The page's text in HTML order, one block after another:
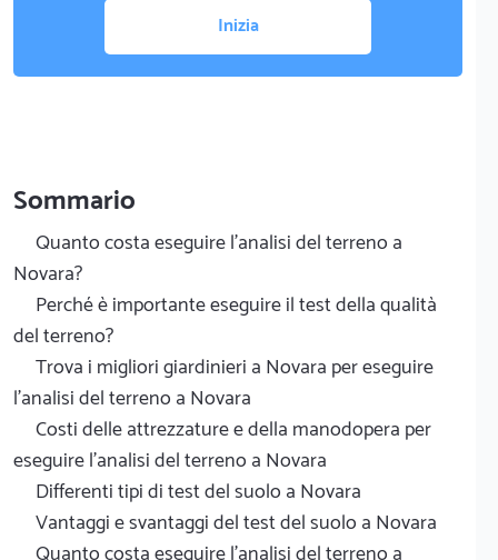
Inizia
Sommario
Quanto costa eseguire l'analisi del terreno a
Novara?
Perché è importante eseguire il test della qualità
del terreno?
Trova i migliori giardinieri a Novara per eseguire
l'analisi del terreno a Novara
Costi delle attrezzature e della manodopera per
eseguire l'analisi del terreno a Novara
Differenti tipi di test del suolo a Novara
Vantaggi e svantaggi del test del suolo a Novara